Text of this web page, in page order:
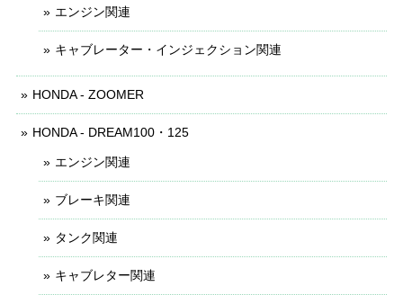
エンジン関連
キャブレーター・インジェクション関連
HONDA - ZOOMER
HONDA - DREAM100・125
エンジン関連
ブレーキ関連
タンク関連
キャブレター関連